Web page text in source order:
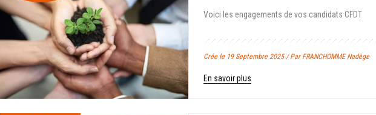
Voici les engagements de vos candidats CFDT
Crée le 19 Septembre 2025 / Par FRANCHOMME Nadège
En savoir plus